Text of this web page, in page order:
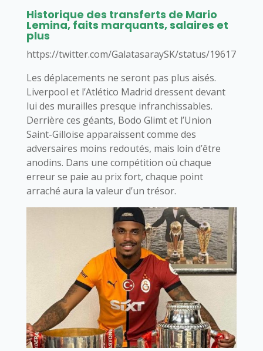
Historique des transferts de Mario
Lemina, faits marquants, salaires et
plus
https://twitter.com/GalatasaraySK/status/
Les déplacements ne seront pas plus aisés.
Liverpool et l’Atlético Madrid dressent devant
lui des murailles presque infranchissables.
Derrière ces géants, Bodo Glimt et l’Union
Saint-Gilloise apparaissent comme des
adversaires moins redoutés, mais loin d’être
anodins. Dans une compétition où chaque
erreur se paie au prix fort, chaque point
arraché aura la valeur d’un trésor.